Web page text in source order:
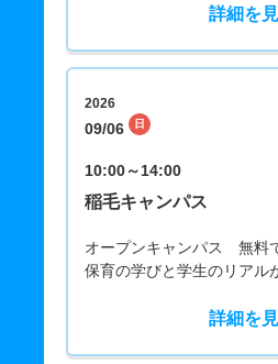
詳細を
2026
09/06 日
10:00～14:00
稲毛キャンパス
オープンキャンパス 無料
保育の学びと学生のリアル
詳細を